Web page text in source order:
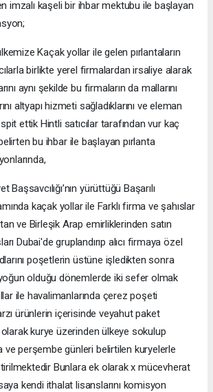
imzalı kaşeli bir ihbar mektubu ile başlayan
Kaçak yollar ile gelen pırlantaların
birlikte yerel firmalardan irsaliye alarak
aynı şekilde bu firmaların da mallarını
altyapı hizmeti sağladıklarını ve eleman
ettik Hintli satıcılar tarafından vur kaç
bu ihbar ile başlayan pırlanta
yürüttüğü Başarılı
kaçak yollar ile Farklı firma ve şahıslar
ve Birleşik Arap emirliklerinden satın
Dubai'de gruplandırıp alıcı firmaya özel
poşetlerin üstüne işledikten sonra
olduğu dönemlerde iki sefer olmak
ile havalimanlarında çerez poşeti
ürünlerin içerisinde veyahut paket
olarak kurye üzerinden ülkeye sokulup
ve perşembe günleri belirtilen kuryelerle
Bunlara ek olarak x mücevherat
kendi ithalat lisanslarını komisyon